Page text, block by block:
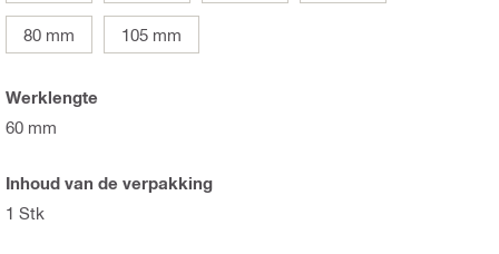
80 mm 105 mm
Werklengte
60 mm
Inhoud van de verpakking
1 Stk